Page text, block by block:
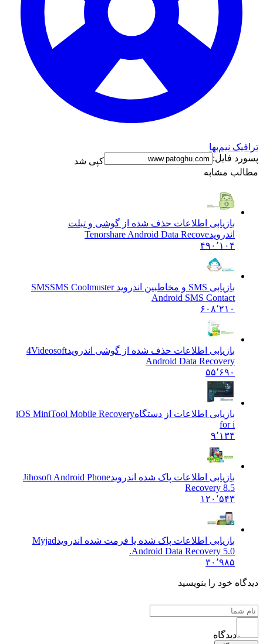
نیم‌بها
فایل:
کپی شد
مشابه
بازیابی اطلاعات حذف شده از گوشی و تبلت
Tenorshare Android Data Recove
۴۹۰٬۱۰۴
بازیابی SMS و مخاطبین اندروید SMS
SMS Coolmuster
Android SMS Contact
۶۰۸٬۲۱۰
بازیابی اطلاعات حذف شده از گوشی اندروید 4Videosoft
Android Data Recovery
۵۵٬۶۹۰
بازیابی اطلاعات از دستگاهiOS MiniTool Mobile Recovery
بازیابی اطلاعات پاک شده اندروید Jihosoft Android Phone
Recovery 8.5
۱۲۰٬۵۴۳
بازیابی اطلاعات پاک شده یا فرمت شده اندروید Myjad
Android Data Recovery 5.0.
۳۰٬۹۸۵
خود را بنویسید
دیدگاه